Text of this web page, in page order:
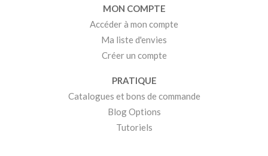
MON COMPTE
Accéder à mon compte
Ma liste d'envies
Créer un compte
PRATIQUE
Catalogues et bons de commande
Blog Options
Tutoriels